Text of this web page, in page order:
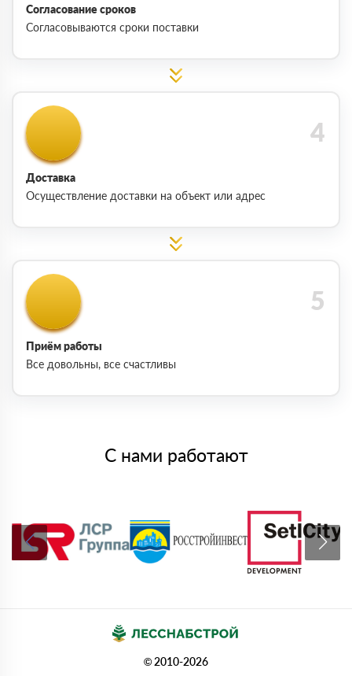
Согласование сроков
Согласовываются сроки поставки
Доставка
Осуществление доставки на объект или адрес
Приём работы
Все довольны, все счастливы
С нами работают
© 2010-2026